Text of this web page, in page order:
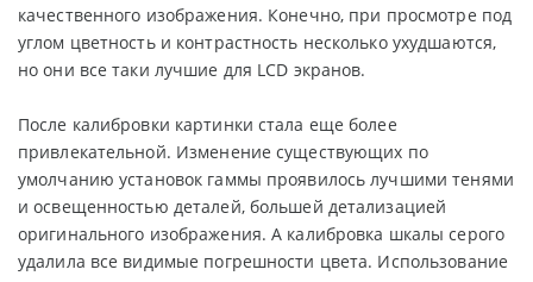
качественного изображения. Конечно, при просмотре под
углом цветность и контрастность несколько ухудшаются,
но они все таки лучшие для LCD экранов.
После калибровки картинки стала еще более
привлекательной. Изменение существующих по
умолчанию установок гаммы проявилось лучшими тенями
и освещенностью деталей, большей детализацией
оригинального изображения. А калибровка шкалы серого
удалила все видимые погрешности цвета. Использование